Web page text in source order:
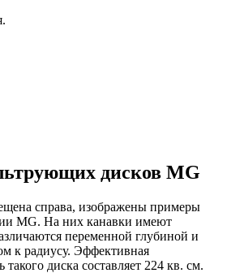
дисков MG
справа, изображены примеры
MG. На них канавки имеют
переменной глубиной и
к радиусу. Эффективная
диска составляет 224 кв. см.